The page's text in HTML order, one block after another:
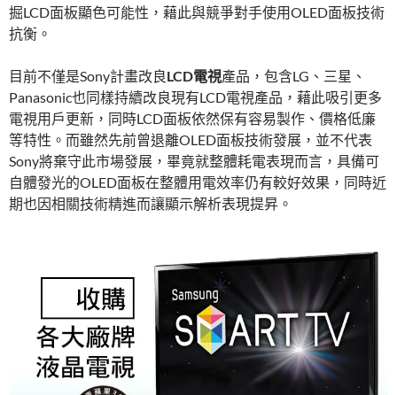
掘LCD面板顯色可能性，藉此與競爭對手使用OLED面板技術
抗衡。
目前不僅是Sony計畫改良LCD電視產品，包含LG、三星、
Panasonic也同樣持續改良現有LCD電視產品，藉此吸引更多
電視用戶更新，同時LCD面板依然保有容易製作、價格低廉
等特性。而雖然先前曾退離OLED面板技術發展，並不代表
Sony將棄守此市場發展，畢竟就整體耗電表現而言，具備可
自體發光的OLED面板在整體用電效率仍有較好效果，同時近
期也因相關技術精進而讓顯示解析表現提昇。